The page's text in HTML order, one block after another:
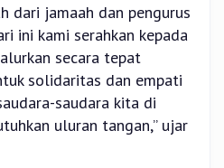
dari jamaah dan pengurus
ini kami serahkan kepada
secara tepat
solidaritas dan empati
saudara kita di
uluran tangan,” ujar